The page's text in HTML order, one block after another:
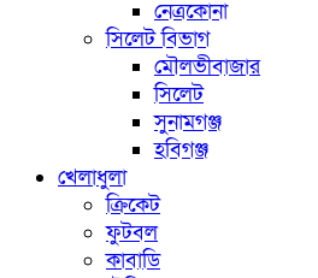
নেত্রকোনা
সিলেট বিভাগ
মৌলভীবাজার
সিলেট
সুনামগঞ্জ
হবিগঞ্জ
খেলাধুলা
ক্রিকেট
ফুটবল
কাবাডি